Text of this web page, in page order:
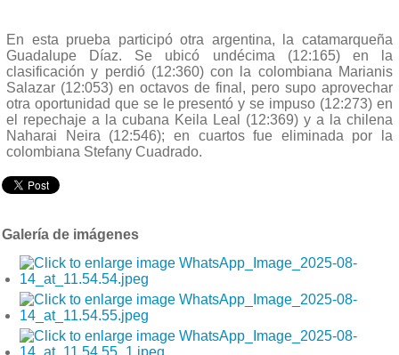
En esta prueba participó otra argentina, la catamarqueña
Guadalupe Díaz. Se ubicó undécima (12:165) en la
clasificación y perdió (12:360) con la colombiana Marianis
Salazar (12:053) en octavos de final, pero supo aprovechar
otra oportunidad que se le presentó y se impuso (12:273) en
el repechaje a la cubana Keila Leal (12:369) y a la chilena
Naharai Neira (12:546); en cuartos fue eliminada por la
colombiana Stefany Cuadrado.
Galería de imágenes